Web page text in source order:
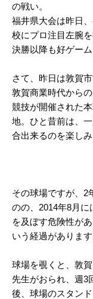
の戦い。
福井県大会は昨日
校にプロ注目左腕
決勝以降も好ゲー
さて、昨日は敦賀
敦賀商業時代から
競技が開催された
地。ひと昔前は、
合出来るのを楽し
その球場ですが、2
のの、2014年8月
を及ぼす危険性が
いう経過があります
球場を覗くと、敦
先生がおられ、週3
後、球場のスタン